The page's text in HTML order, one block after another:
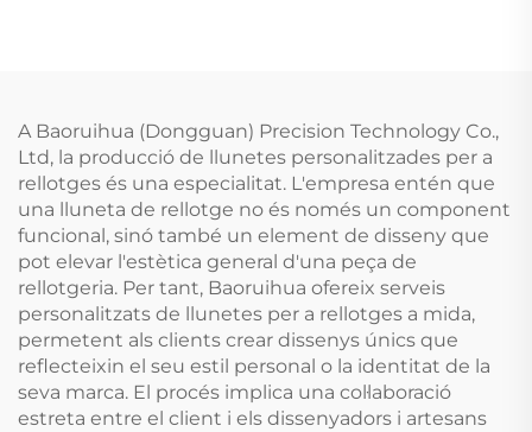
A Baoruihua (Dongguan) Precision Technology Co.,
Ltd, la producció de llunetes personalitzades per a
rellotges és una especialitat. L'empresa entén que
una lluneta de rellotge no és només un component
funcional, sinó també un element de disseny que
pot elevar l'estètica general d'una peça de
rellotgeria. Per tant, Baoruihua ofereix serveis
personalitzats de llunetes per a rellotges a mida,
permetent als clients crear dissenys únics que
reflecteixin el seu estil personal o la identitat de la
seva marca. El procés implica una col·laboració
estreta entre el client i els dissenyadors i artesans